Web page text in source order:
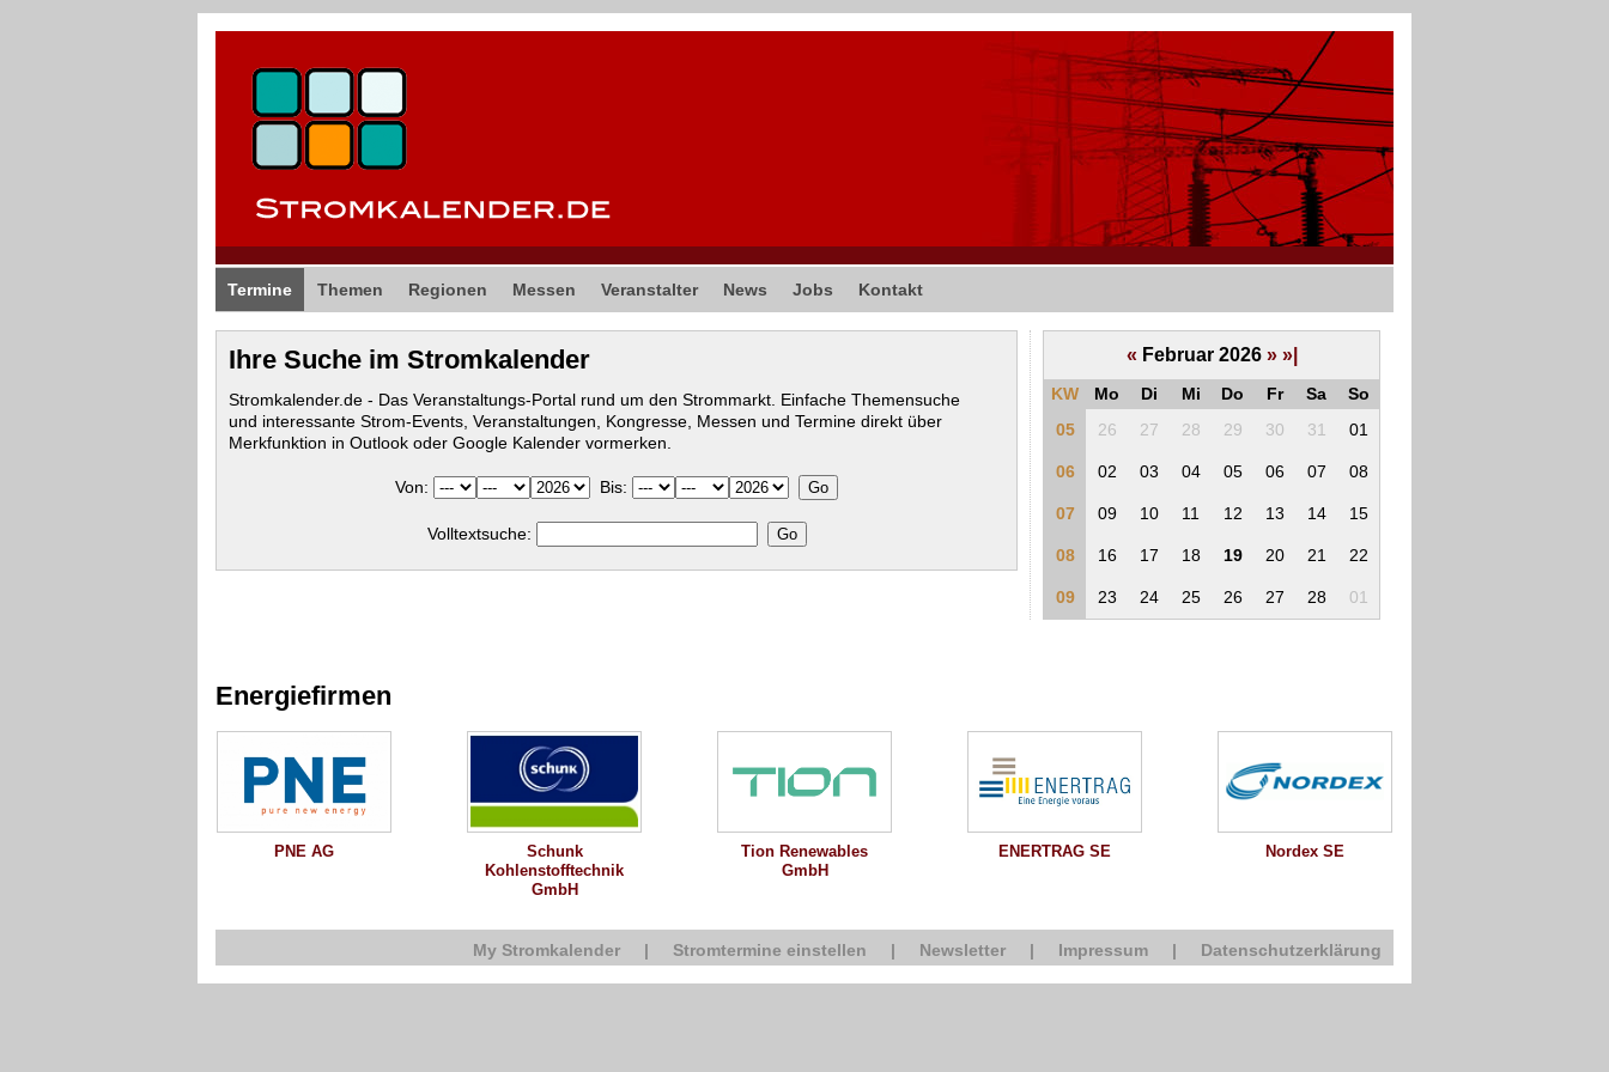
Termine Themen Regionen Messen Veranstalter News Jobs Kontakt
Ihre Suche im Stromkalender
Stromkalender.de - Das Veranstaltungs-Portal rund um den Strommarkt. Einfache Themensuche
und interessante Strom-Events, Veranstaltungen, Kongresse, Messen und Termine direkt über
Merkfunktion in Outlook oder Google Kalender vormerken.
Von: Bis:
Volltextsuche:
« Februar 2026 » »|
KW Mo Di Mi Do Fr Sa
So
05
26 27 28 29 30 31 01
06 02 03 04 05 06 07 08
07 09 10 11 12 13 14 15
08 16 17 18 19 20 21 22
09 23 24 25 26 27 28 01
Energiefirmen
PNE AG
Schunk
Kohlenstofftechnik
GmbH
Tion Renewables
GmbH
ENERTRAG SE Nordex SE
My Stromkalender | Stromtermine einstellen | Newsletter | Impressum | Datenschutzerklärung